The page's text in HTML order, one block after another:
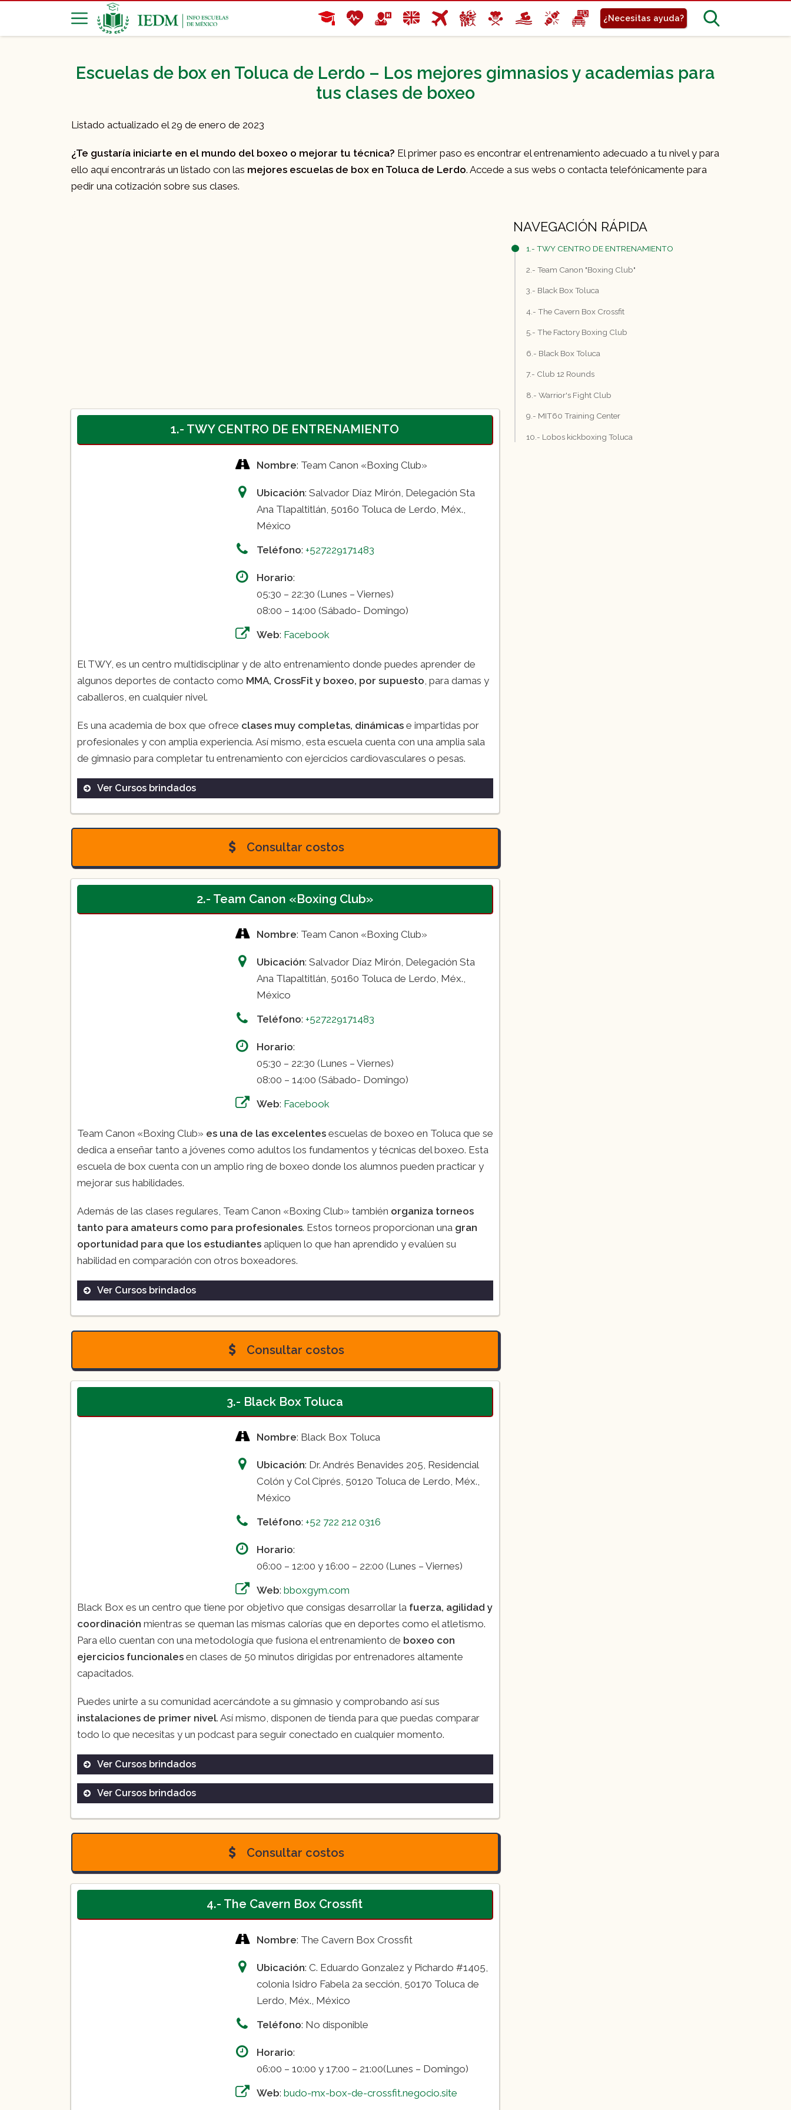
¿Necesitas ayuda?
Escuelas de box en Toluca de Lerdo – Los mejores gimnasios y academias para
tus clases de boxeo
Listado actualizado el 29 de enero de 2023
¿Te gustaría iniciarte en el mundo del boxeo o mejorar tu técnica? El primer paso es encontrar el entrenamiento adecuado a tu nivel y para
ello aquí encontrarás un listado con las mejores escuelas de box en Toluca de Lerdo. Accede a sus webs o contacta telefónicamente para
pedir una cotización sobre sus clases.
NAVEGACIÓN RÁPIDA
1.- TWY CENTRO DE ENTRENAMIENTO
2.- Team Canon "Boxing Club"
3.- Black Box Toluca
4.- The Cavern Box Crossfit
5.- The Factory Boxing Club
6.- Black Box Toluca
7.- Club 12 Rounds
8.- Warrior's Fight Club
9.- MIT60 Training Center
10.- Lobos kickboxing Toluca
1.- TWY CENTRO DE ENTRENAMIENTO
Nombre: Team Canon «Boxing Club»
Ubicación: Salvador Díaz Mirón, Delegación Sta
Ana Tlapaltitlán, 50160 Toluca de Lerdo, Méx.,
México
Teléfono: +527229171483
Horario:
05:30 – 22:30 (Lunes – Viernes)
08:00 – 14:00 (Sábado- Domingo)
Web: Facebook
El TWY, es un centro multidisciplinar y de alto entrenamiento donde puedes aprender de
algunos deportes de contacto como MMA, CrossFit y boxeo, por supuesto , para damas y
caballeros, en cualquier nivel.
Es una academia de box que ofrece clases muy completas, dinámicas e impartidas por
profesionales y con amplia experiencia. Así mismo, esta escuela cuenta con una amplia sala
de gimnasio para completar tu entrenamiento con ejercicios cardiovasculares o pesas.
Ver Cursos brindados
Clases de box en Toluca de Lerdo.
Clases de Crossfit en Toluca de Lerdo.Consultar costos
2.- Team Canon «Boxing Club»
Nombre: Team Canon «Boxing Club»
Ubicación: Salvador Díaz Mirón, Delegación Sta
Ana Tlapaltitlán, 50160 Toluca de Lerdo, Méx.,
México
Teléfono: +527229171483
Horario:
05:30 – 22:30 (Lunes – Viernes)
08:00 – 14:00 (Sábado- Domingo)
Web: Facebook
Team Canon «Boxing Club» es una de las excelentes escuelas de boxeo en Toluca que se
dedica a enseñar tanto a jóvenes como adultos los fundamentos y técnicas del boxeo. Esta
escuela de box cuenta con un amplio ring de boxeo donde los alumnos pueden practicar y
mejorar sus habilidades.
Además de las clases regulares, Team Canon «Boxing Club» también organiza torneos
tanto para amateurs como para profesionales. Estos torneos proporcionan una gran
oportunidad para que los estudiantes apliquen lo que han aprendido y evalúen su
habilidad en comparación con otros boxeadores.
Ver Cursos brindados
Boxeo modalidad amateur
Boxeo modalidad profesionalConsultar costos
3.- Black Box Toluca
Nombre: Black Box Toluca
Ubicación: Dr. Andrés Benavides 205, Residencial
Colón y Col Ciprés, 50120 Toluca de Lerdo, Méx.,
México
Teléfono: +52 722 212 0316
Horario:
06:00 – 12:00 y 16:00 – 22:00 (Lunes – Viernes)
Web: bboxgym.com
Black Box es un centro que tiene por objetivo que consigas desarrollar la fuerza, agilidad y
coordinación mientras se queman las mismas calorías que en deportes como el atletismo.
Para ello cuentan con una metodología que fusiona el entrenamiento de boxeo con
ejercicios funcionales en clases de 50 minutos dirigidas por entrenadores altamente
capacitados.
Puedes unirte a su comunidad acercándote a su gimnasio y comprobando así sus
instalaciones de primer nivel. Así mismo, disponen de tienda para que puedas comparar
todo lo que necesitas y un podcast para seguir conectado en cualquier momento.
Ver Cursos brindados
Ver Cursos brindados
Consultar costos
4.- The Cavern Box Crossfit
Nombre: The Cavern Box Crossfit
Ubicación: C. Eduardo Gonzalez y Pichardo #1405,
colonia Isidro Fabela 2a sección, 50170 Toluca de
Lerdo, Méx., México
Teléfono: No disponible
Horario:
06:00 – 10:00 y 17:00 – 21:00(Lunes – Domingo)
Web: budo-mx-box-de-crossfit.negocio.site